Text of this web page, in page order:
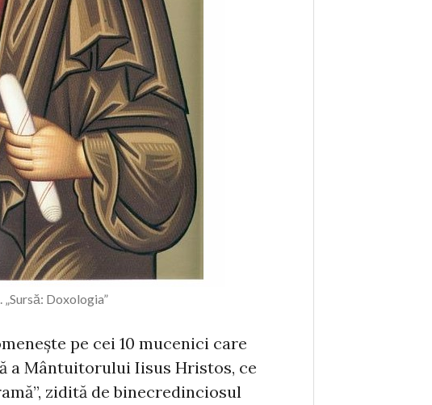
Doxologia”
pe cei 10 mucenici care
a Mântuitorului Iisus Hristos, ce
zidită de binecredinciosul